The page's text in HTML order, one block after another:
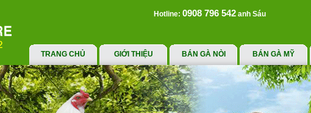
Hotline: 0908 796 542 anh Sáu
TRANG CHỦ GIỚI THIỆU BÁN GÀ NÒI BÁN GÀ MỸ